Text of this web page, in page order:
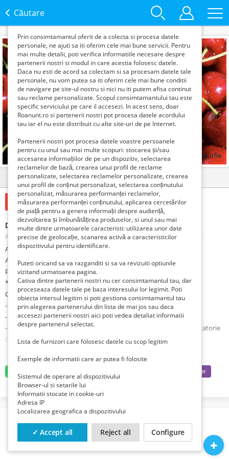
Căutare
fotografie
Detalii Contact
2000 Euro €
Depozit sortat cirese austria si germania
Romania, Prahova, Ploiesti, Ploiesti, Publicat 1 săptămână în urmă în urmă
ANGAJAM MUNCITORI NECALIFICATI LA DEPOZITE DE CIREȘE IN
AUSTRIA SI GERMANIA-PLECARI IN LUNA IUNIE 2026.
Posturi disponibile: Operator producție, sortat si ambalat
*Acceptam femei, barbati sau cupluri intre 18-55 ani*
Cerințe:
-Seriozitate și dorință de muncă
-Nu este necesară experiența
-Cunoașterea limbii germane constituie avantaj, dar nu este obligatorie
Oferim:
-Cazare asigurată
-Contract legal de muncă
-Transport organizat
-Posibilitate de ore suplimentare
-Mediu de lucru curat și modern
Responsabilități:
-Ambalarea produselor
-Verificarea calității produselor
-Etichetare și pregătirea comenzilor
date sunt folosite pentru analizarea traffic-ului pe site-ul
Prin consimtamantul oferit de a colecta si procesa datele
personale, ne ajuti sa iti oferim cele mai bune servicii. Pentru
mai multe detalii, poti verifica informatiile necesare despre
partenerii nostri si modul in care acestia folosesc datele.
Daca nu esti de acord sa colectam si sa procesam datele tale
personale, nu vom putea sa iti oferim cele mai bune conditii
de navigare pe site-ul nostru si nici nu iti putem afisa continut
sau reclame personalizate. Scopul consimtamantului tau este
specific serviciului pe care il accesezi. In acest sens, doar
Roanunt.ro si partenerii nostri pot procesa datele acordului
tau iar el nu este distribuit cu alte site-uri de pe Internet.
Partenerii nostri pot procesa datele voastre persoanele
pentru cu unul sau mai multe scopuri: stocarea și/sau
accesarea informațiilor de pe un dispozitiv, selectarea
reclamelor de bază, crearea unui profil de reclame
personalizate, selectarea reclamelor personalizate, crearea
unui profil de conținut personalizat, selectarea conținutului
personalizat, măsurarea performanței reclamelor,
măsurarea performanței conținutului, aplicarea cercetărilor
de piață pentru a genera informații despre audiență,
dezvoltarea și îmbunătățirea produselor, si unul sau mai
multe dintre urmatoarele caracteristi: utilizarea unor date
precise de geolocație, scanarea activă a caracteristicilor
dispozitivului pentru identificare.
Puteti oricand sa va razganditi si sa va revizuiti optiunile
vizitand urmatoarea pagina.
Cativa dintre partenerii nostri nu cer consimtamantul tau, dar
proceseaza datele tale pe baza interesului lor legimit. Poti
obiecta intersul legitim si poti gestiona consimtamantul tau
prin alegerea partenerului din lista de mai jos sau daca
accesezi partenerii nostri aici poti vedea detaliat informatii
despre partenerul selectat.
Lista de furnizori care folosesc datele cu scop legitim
Exemple de informatii care ar putea fi folosite
Sistemul de operare al dispozitivului
Browser-ul si setarile lui
Informatii stocate in cookie-uri
Adresa IP
Localizarea geografica a dispozitivului
✓ Accept all Reject all Configure